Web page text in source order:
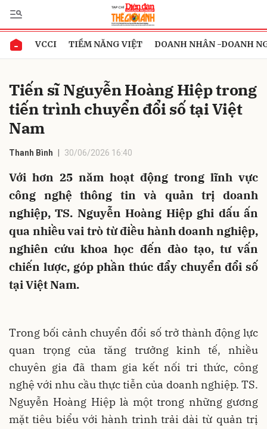
VCCI TIỀM NĂNG VIỆT DOANH NHÂN -DOANH
Tiến sĩ Nguyễn Hoàng Hiệp trong
tiến trình chuyển đổi số tại Việt
Nam
Thanh Bình 30/06/2026 16:40
Với hơn 25 năm hoạt động trong lĩnh vực
công nghệ thông tin và quản trị doanh
nghiệp, TS. Nguyễn Hoàng Hiệp ghi dấu ấn
qua nhiều vai trò từ điều hành doanh nghiệp,
nghiên cứu khoa học đến đào tạo, tư vấn
chiến lược, góp phần thúc đẩy chuyển đổi số
tại Việt Nam.
Trong bối cảnh chuyển đổi số trở thành động lực
quan trọng của tăng trưởng kinh tế, nhiều
chuyên gia đã tham gia kết nối tri thức, công
nghệ với nhu cầu thực tiễn của doanh nghiệp. TS.
Nguyễn Hoàng Hiệp là một trong những gương
mặt tiêu biểu với hành trình trải dài từ quản trị
Gửi bình luận
Hủy Gửi